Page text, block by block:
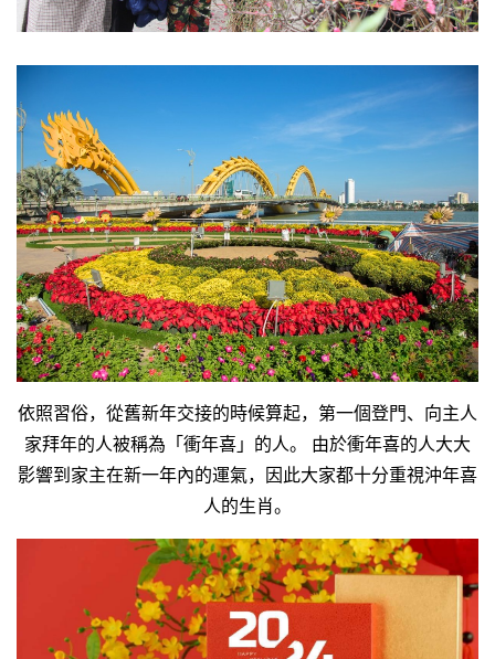
依照習俗，從舊新年交接的時候算起，第一個登門、向主人
家拜年的人被稱為「衝年喜」的人。 由於衝年喜的人大大
影響到家主在新一年內的運氣，因此大家都十分重視沖年喜
人的生肖。